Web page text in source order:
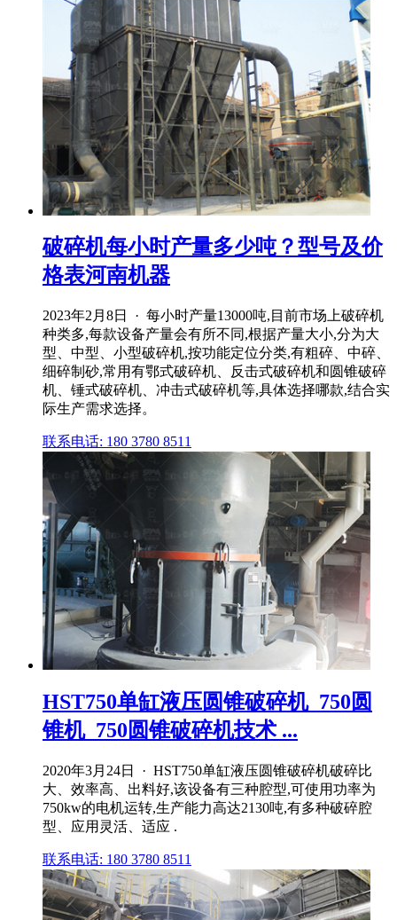
破碎机每小时产量多少吨？型号及价
格表河南机器
2023年2月8日 · 每小时产量13000吨,目前市场上破碎机
种类多,每款设备产量会有所不同,根据产量大小,分为大
型、中型、小型破碎机,按功能定位分类,有粗碎、中碎、
细碎制砂,常用有鄂式破碎机、反击式破碎机和圆锥破碎
机、锤式破碎机、冲击式破碎机等,具体选择哪款,结合实
际生产需求选择。
联系电话: 180 3780 8511
HST750单缸液压圆锥破碎机_750圆
锥机_750圆锥破碎机技术 ...
2020年3月24日 · HST750单缸液压圆锥破碎机破碎比
大、效率高、出料好,该设备有三种腔型,可使用功率为
750kw的电机运转,生产能力高达2130吨,有多种破碎腔
型、应用灵活、适应 .
联系电话: 180 3780 8511